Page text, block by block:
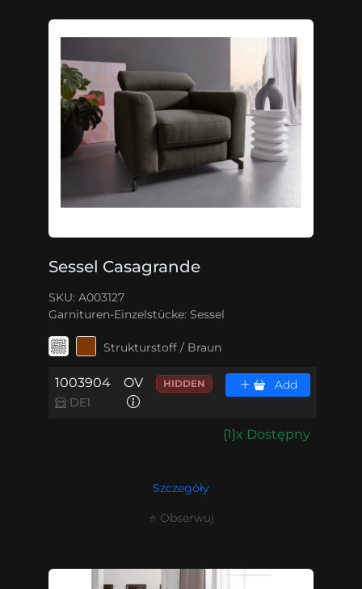
Sessel Casagrande
SKU: A003127
Garnituren-Einzelstücke: Sessel
Strukturstoff / Braun
1003904
DE1
OV HIDDEN Add
{1}x Dostępny
Szczegóły
⭐ Obserwuj